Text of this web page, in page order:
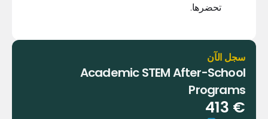
تحضرها.
سجل الآن
Academic STEM After-School
Programs
413 €